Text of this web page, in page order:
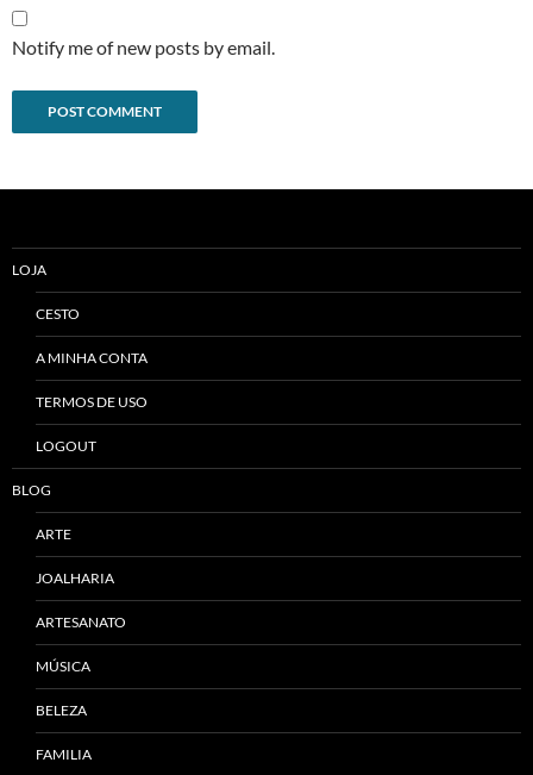
Notify me of new posts by email.
LOJA
CESTO
A MINHA CONTA
TERMOS DE USO
LOGOUT
BLOG
ARTE
JOALHARIA
ARTESANATO
MÚSICA
BELEZA
FAMILIA